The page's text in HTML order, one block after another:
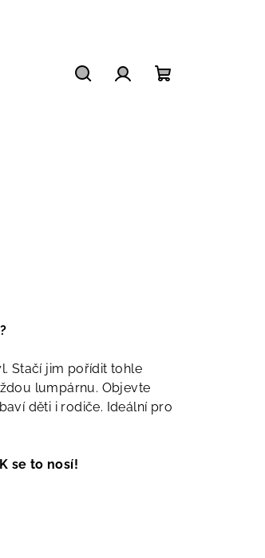
Stačí jim pořídit tohle
lumpárnu. Objevte
děti i rodiče. Ideální pro
se to nosí!